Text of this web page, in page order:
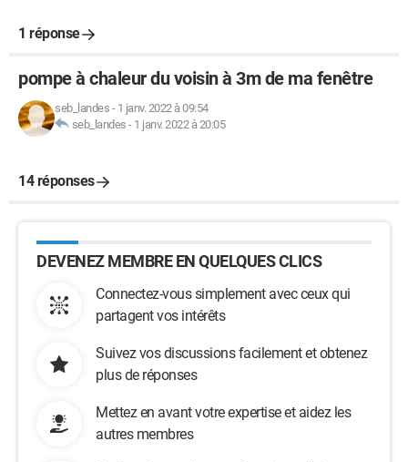
1 réponse
pompe à chaleur du voisin à 3m de ma fenêtre
seb_landes - 1 janv. 2022 à 09:54
seb_landes - 1 janv. 2022 à 20:05
14 réponses
DEVENEZ MEMBRE EN QUELQUES CLICS
Connectez-vous simplement avec ceux qui
partagent vos intérêts
Suivez vos discussions facilement et obtenez
plus de réponses
Mettez en avant votre expertise et aidez les
autres membres